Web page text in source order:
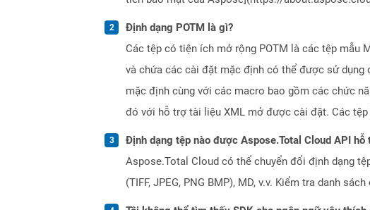
Định dạng POTM là gì?
Các tệp có tiện ích mở rộng POTM là các tệp
và chứa các cài đặt mặc định có thể được sử dụng
mặc định cùng với các macro bao gồm các chức
đó với hỗ trợ tài liệu XML mở được cài đặt. Các
Định dạng tệp nào được Aspose.Total Cloud API hỗ
Aspose.Total Cloud có thể chuyển đổi định dạng
(TIFF, JPEG, PNG BMP), MD, v.v. Kiểm tra danh